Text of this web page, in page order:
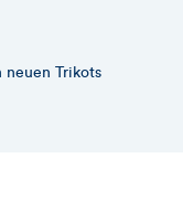
neuen Trikots